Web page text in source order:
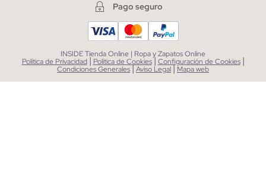
Pago seguro
INSIDE Tienda Online | Ropa y Zapatos Online
Política de Privacidad | Política de Cookies| Configuración de Cookies |
Condiciones Generales|Aviso Legal| Mapa web